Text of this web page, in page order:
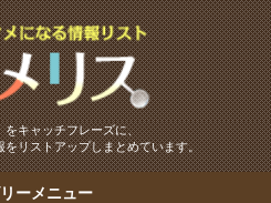
をキャッチフレーズに、
リストアップしまとめています。
ーメニュー